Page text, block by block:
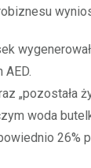
„pozostała
woda
26%